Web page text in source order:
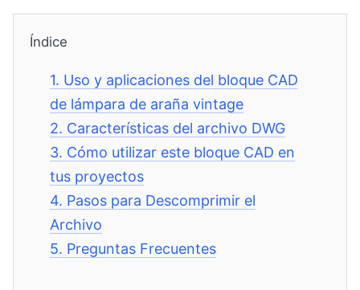
Índice
1. Uso y aplicaciones del bloque CAD
de lámpara de araña vintage
2. Características del archivo DWG
3. Cómo utilizar este bloque CAD en
tus proyectos
4. Pasos para Descomprimir el
Archivo
5. Preguntas Frecuentes